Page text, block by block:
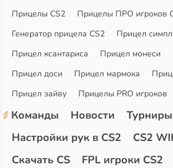
Прицелы CS2
Прицелы ПРО игроков
Генератор прицела CS2
Прицел
Прицел ксантариса
Прицел монеси
Прицел доси
Прицел мармока
Прицел зайву
Прицелы PRO игроков
Команды Новости
Турниры
Настройки рук в CS2
CS2
Скачать CS
FPL игроки CS2